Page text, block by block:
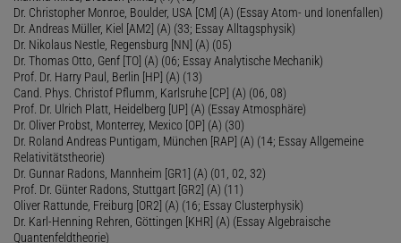
Dr. Christopher Monroe, Boulder, USA [CM] (A) (Essay Atom- und Ionenfallen)
Dr. Andreas Müller, Kiel [AM2] (A) (33; Essay Alltagsphysik)
Dr. Nikolaus Nestle, Regensburg [NN] (A) (05)
Dr. Thomas Otto, Genf [TO] (A) (06; Essay Analytische Mechanik)
Prof. Dr. Harry Paul, Berlin [HP] (A) (13)
Cand. Phys. Christof Pflumm, Karlsruhe [CP] (A) (06, 08)
Prof. Dr. Ulrich Platt, Heidelberg [UP] (A) (Essay Atmosphäre)
Dr. Oliver Probst, Monterrey, Mexico [OP] (A) (30)
Dr. Roland Andreas Puntigam, München [RAP] (A) (14; Essay Allgemeine
Relativitätstheorie)
Dr. Gunnar Radons, Mannheim [GR1] (A) (01, 02, 32)
Prof. Dr. Günter Radons, Stuttgart [GR2] (A) (11)
Oliver Rattunde, Freiburg [OR2] (A) (16; Essay Clusterphysik)
Dr. Karl-Henning Rehren, Göttingen [KHR] (A) (Essay Algebraische
Quantenfeldtheorie)